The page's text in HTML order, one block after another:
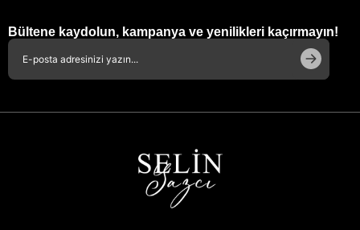
Bültene kaydolun, kampanya ve yenilikleri kaçırmayın!